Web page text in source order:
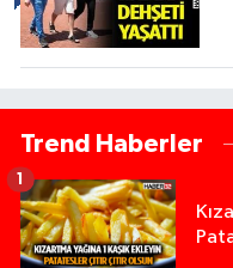
Trend Haberler
1